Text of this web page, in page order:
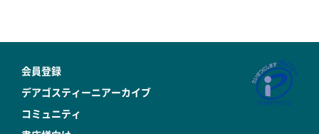
会員登録
デアゴスティーニアーカイブ
コミュニティ